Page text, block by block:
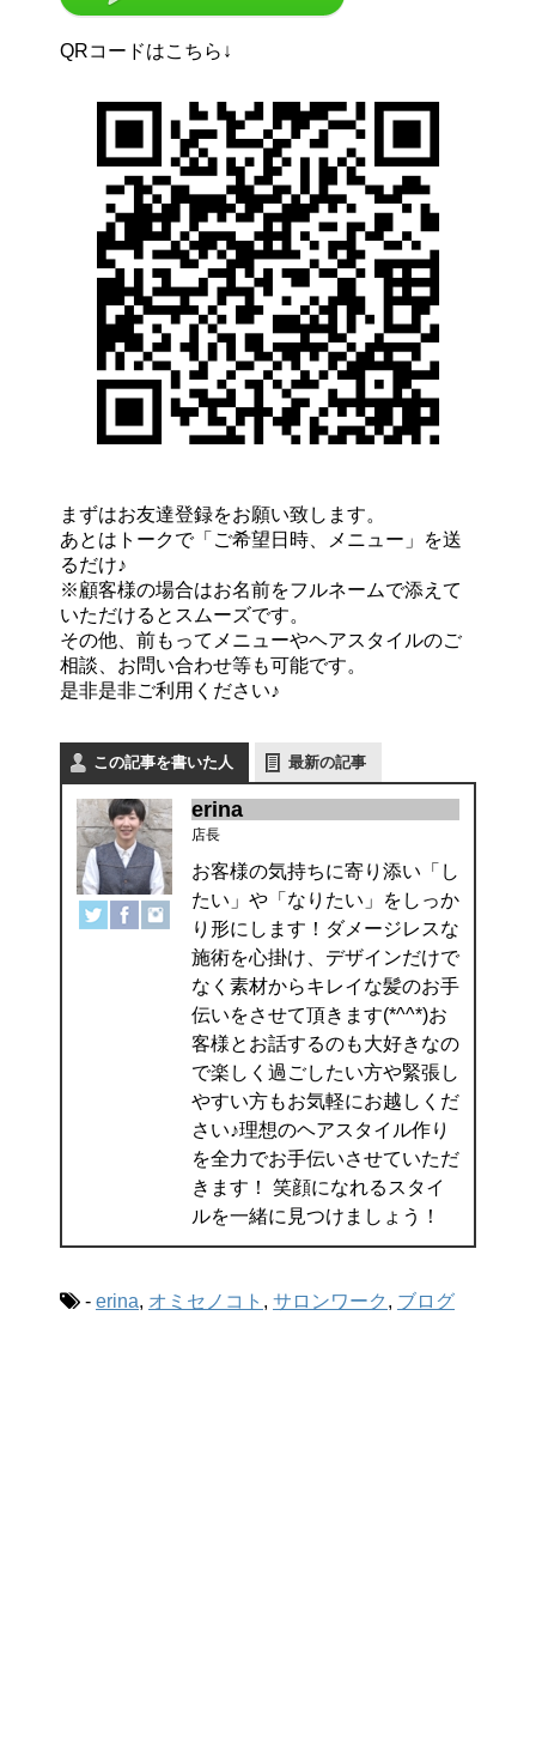
QRコードはこちら↓
まずはお友達登録をお願い致します。
あとはトークで「ご希望日時、メニュー」を送
るだけ♪
※顧客様の場合はお名前をフルネームで添えて
いただけるとスムーズです。
その他、前もってメニューやヘアスタイルのご
相談、お問い合わせ等も可能です。
是非是非ご利用ください♪
この記事を書いた人 最新の記事
erina
店長
お客様の気持ちに寄り添い「し
たい」や「なりたい」をしっか
り形にします！ダメージレスな
施術を心掛け、デザインだけで
なく素材からキレイな髪のお手
伝いをさせて頂きます(*^^*)お
客様とお話するのも大好きなの
で楽しく過ごしたい方や緊張し
やすい方もお気軽にお越しくだ
さい♪理想のヘアスタイル作り
を全力でお手伝いさせていただ
きます！ 笑顔になれるスタイ
ルを一緒に見つけましょう！
- erina, オミセノコト , サロンワーク , ブログ